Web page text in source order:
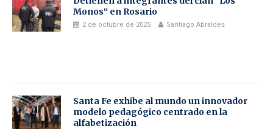
Monos“ en Rosario
2 de octubre de 2025 Santiago Abraldes
Santa Fe exhibe al mundo un innovador
modelo pedagógico centrado en la
alfabetización